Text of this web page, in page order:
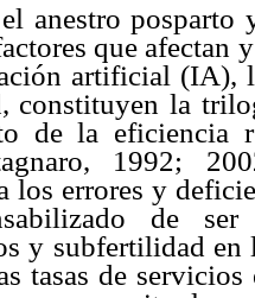
anestro
que
artificial (IA),
constituyen la
de la eficiencia
1992;
los errores y
de
y subfertilidad en
tasas de